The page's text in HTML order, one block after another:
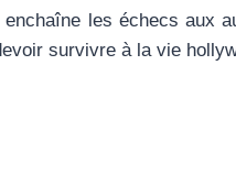
les échecs aux
survivre à la vie